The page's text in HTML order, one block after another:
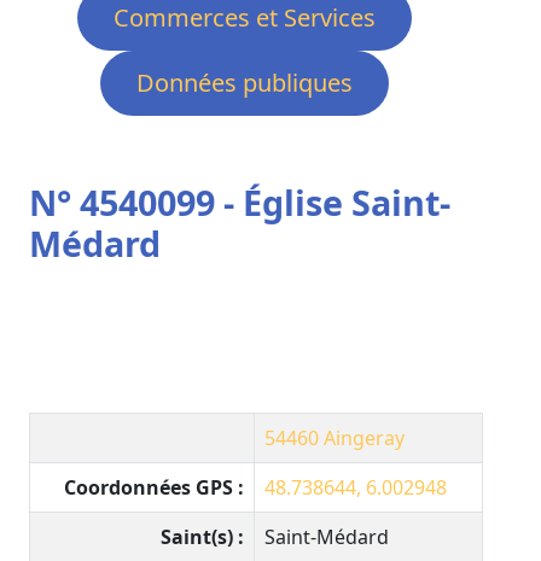
Commerces et Services
Données publiques
N° 4540099 - Église Saint-
Médard
54460Aingeray
Coordonnées GPS :
48.738644, 6.002948
Saint(s) :
Saint-Médard